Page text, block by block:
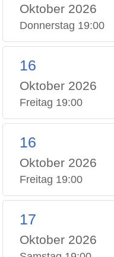
Oktober 2026
Donnerstag 19:00
16
Oktober 2026
Freitag 19:00
16
Oktober 2026
Freitag 19:00
17
Oktober 2026